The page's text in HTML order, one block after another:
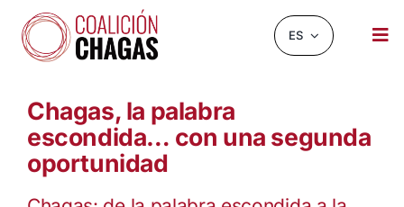
contenido
ES
SOBRE NOSOTROS
INFOCHAGAS
Chagas, la palabra
escondida… con una segunda
oportunidad